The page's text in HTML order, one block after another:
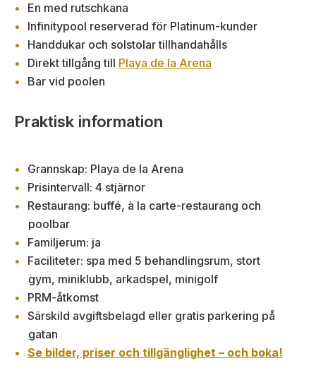
En med rutschkana
Infinitypool reserverad för Platinum-kunder
Handdukar och solstolar tillhandahålls
Direkt tillgång till Playa de la Arena
Bar vid poolen
Praktisk information
Grannskap: Playa de la Arena
Prisintervall: 4 stjärnor
Restaurang: buffé, à la carte-restaurang och
poolbar
Familjerum: ja
Faciliteter: spa med 5 behandlingsrum, stort
gym, miniklubb, arkadspel, minigolf
PRM-åtkomst
Särskild avgiftsbelagd eller gratis parkering på
gatan
Se bilder, priser och tillgänglighet – och boka!